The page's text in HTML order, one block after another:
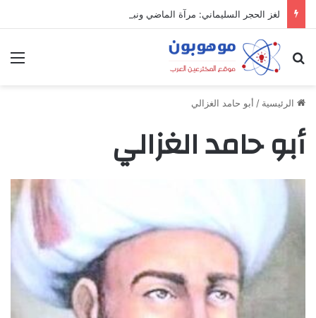
لغز الحجر السليماني: مرآة الماضي ونبوءة الزوال
بحث عن
الرئيسية / أبو حامد الغزالي
أبو حامد الغزالي